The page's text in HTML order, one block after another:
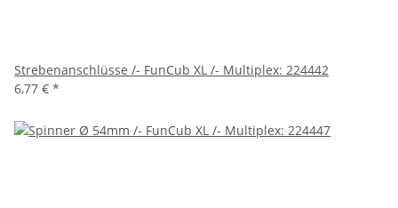
Strebenanschlüsse /- FunCub XL /- Multiplex: 224442
6,77 € *